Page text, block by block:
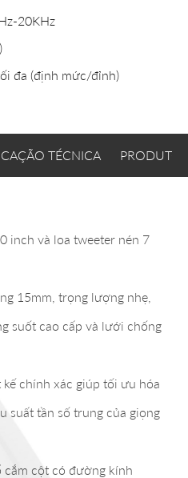
20KHz
đa (định mức/đỉnh)
TÉCNICA
inch và loa tweeter nén 7
15mm, trọng lượng nhẹ,
suốt cao cấp và lưới chống
chính xác giúp tối ưu hóa
suất tần số trung của giọng
cắm cột có đường kính